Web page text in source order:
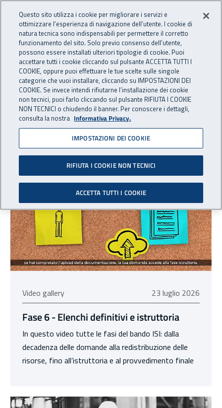
INAIL - Istituto Nazionale
Apri cerca
Navigazione principale
Navigazione - Ti trovi in:
Home Inail comunica Multimedia Video gallery
Video gallery
Elenco corsi
Sono stati trovati717risultati
Video gallery 23 luglio 2026
23 luglio 2026
Fase 6 - Elenchi definitivi e istruttoria
In questo video tutte le fasi del bando ISI: dalla
decadenza delle domande alla redistribuzione delle
risorse, fino all’istruttoria e al provvedimento finale
Questo sito utilizza i cookie per migliorare i servizi e
ottimizzare l’esperienza di navigazione dell’utente. I cookie di
natura tecnica sono indispensabili per permettere il corretto
funzionamento del sito. Solo previo consenso dell’utente,
possono essere installati ulteriori tipologie di cookie. Puoi
accettare tutti i cookie cliccando sul pulsante ACCETTA TUTTI I
COOKIE, oppure puoi effettuare le tue scelte sulle singole
categorie che vuoi installare, cliccando su IMPOSTAZIONI DEI
COOKIE. Se invece intendi rifiutarne l’installazione dei cookie
non tecnici, puoi farlo cliccando sul pulsante RIFIUTA I COOKIE
NON TECNICI o chiudendo il banner. Per conoscere i dettagli,
consulta la nostra Informativa Privacy.
IMPOSTAZIONI DEI COOKIE
RIFIUTA I COOKIE NON TECNICI
ACCETTA TUTTI I COOKIE